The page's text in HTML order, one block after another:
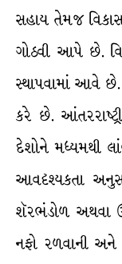
સહાય તેમજ વિકાસ
ગોઠવી આપે છે.
સ્થાપવામાં આવે છે.
કરે છે.
દેશોને મધ્યમથી
આવદૃશ્યકતા
શૅરભંડોળ અથવા
નફો રળવાની અને